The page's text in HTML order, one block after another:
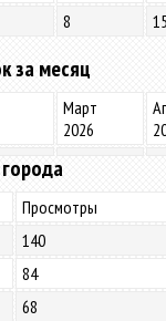
8 15
за месяц
Март
2026
Просмотры
140
84
68